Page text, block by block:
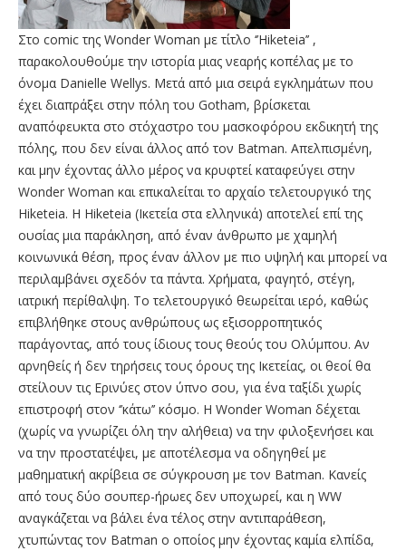
Στο comic της Wonder Woman με τίτλο ‘’Hiketeia’’ ,
παρακολουθούμε την ιστορία μιας νεαρής κοπέλας με το
όνομα Danielle Wellys. Μετά από μια σειρά εγκλημάτων που
έχει διαπράξει στην πόλη του Gotham, βρίσκεται
αναπόφευκτα στο στόχαστρο του μασκοφόρου εκδικητή της
πόλης, που δεν είναι άλλος από τον Batman. Απελπισμένη,
και μην έχοντας άλλο μέρος να κρυφτεί καταφεύγει στην
Wonder Woman και επικαλείται το αρχαίο τελετουργικό της
Hiketeia. H Hiketeia (Ικετεία στα ελληνικά) αποτελεί επί της
ουσίας μια παράκληση, από έναν άνθρωπο με χαμηλή
κοινωνικά θέση, προς έναν άλλον με πιο υψηλή και μπορεί να
περιλαμβάνει σχεδόν τα πάντα. Χρήματα, φαγητό, στέγη,
ιατρική περίθαλψη. Το τελετουργικό θεωρείται ιερό, καθώς
επιβλήθηκε στους ανθρώπους ως εξισορροπητικός
παράγοντας, από τους ίδιους τους θεούς του Ολύμπου. Αν
αρνηθείς ή δεν τηρήσεις τους όρους της Ικετείας, οι θεοί θα
στείλουν τις Ερινύες στον ύπνο σου, για ένα ταξίδι χωρίς
επιστροφή στον ‘’κάτω’’ κόσμο. Η Wonder Woman δέχεται
(χωρίς να γνωρίζει όλη την αλήθεια) να την φιλοξενήσει και
να την προστατέψει, με αποτέλεσμα να οδηγηθεί με
μαθηματική ακρίβεια σε σύγκρουση με τον Batman. Κανείς
από τους δύο σουπερ-ήρωες δεν υποχωρεί, και η WW
αναγκάζεται να βάλει ένα τέλος στην αντιπαράθεση,
χτυπώντας τον Batman ο οποίος μην έχοντας καμία ελπίδα,